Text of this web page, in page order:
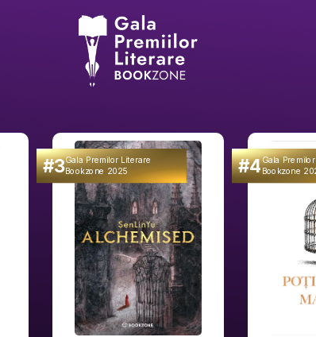
#3Gala Premilor Literare
Bookzone 2025 #4Gala
Bookzone